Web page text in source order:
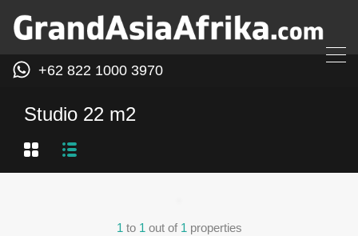
+62 822 1000 3970
Studio 22 m2
1 to 1 out of 1 properties